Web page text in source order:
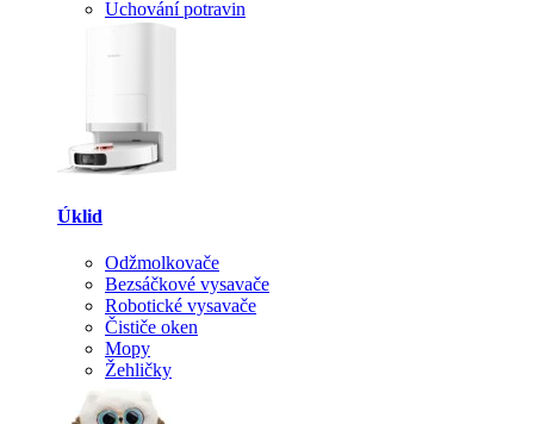
Uchování potravin
Úklid
Odžmolkovače
Bezsáčkové vysavače
Robotické vysavače
Čističe oken
Mopy
Žehličky